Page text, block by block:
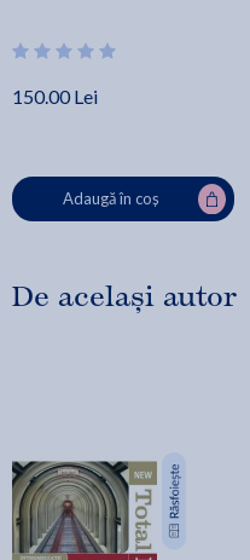
150.00 Lei
Adaugă în coș
De același autor